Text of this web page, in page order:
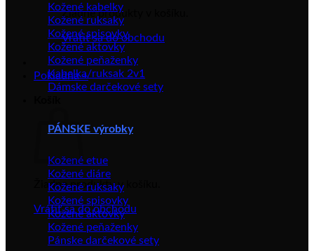
Žiadne produkty v košíku.
Vrátiť sa do obchodu
Pokladňa +
Žiadne produkty v košíku.
Vrátiť sa do obchodu
Kožené kabelky
Kožené ruksaky
Kožené spisovky
Kožené aktovky
Kožené peňaženky
Kabelka/ruksak 2v1
Dámske darčekové sety
PÁNSKE výrobky
Kožené etue
Kožené diáre
Kožené ruksaky
Kožené spisovky
Kožené aktovky
Kožené peňaženky
Pánske darčekové sety